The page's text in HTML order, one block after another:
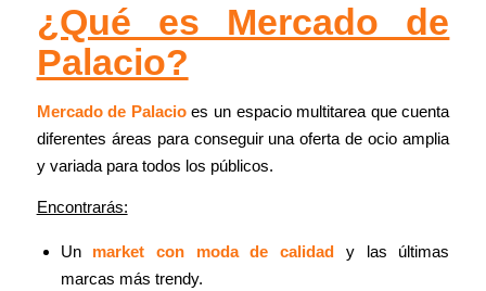
¿Qué es Mercado de
Palacio?
Mercado de Palacioes un espacio multitarea que cuenta
diferentes áreas para conseguir una oferta de ocio amplia
y variada para todos los públicos.
Encontrarás:
Un market con moda de calidad y las últimas
marcas más trendy.